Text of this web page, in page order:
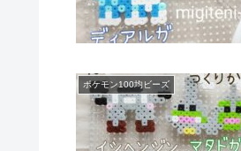
ポケモン100均ビーズ